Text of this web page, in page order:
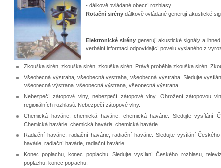
- dálkově ovládané obecní rozhlasy
Rotační sirény dálkově ovládané generují akustické
Elektronické sirénygenerují akustické signály a
verbální informaci odpovídající povelu vyslaného z
Zkouška sirén, zkouška sirén, zkouška sirén. Právě proběhla zkouška sirén.
Všeobecná výstraha, všeobecná výstraha, všeobecná výstraha. Sledujte
Všeobecná výstraha, všeobecná výstraha, všeobecná výstraha.
Nebezpečí zátopové vlny, nebezpečí zátopové vlny. Ohrožení zátopovou
regionálních rozhlasů. Nebezpečí zátopové vlny.
Chemická havárie, chemická havárie, chemická havárie. Sledujte vysílání
Chemická havárie, chemická havárie, chemická havárie.
Radiační havárie, radiační havárie, radiační havárie. Sledujte vysílání
havárie, radiační havárie, radiační havárie.
Konec poplachu, konec poplachu. Sledujte vysílání Českého rozhlasu,
poplachu, konec poplachu.